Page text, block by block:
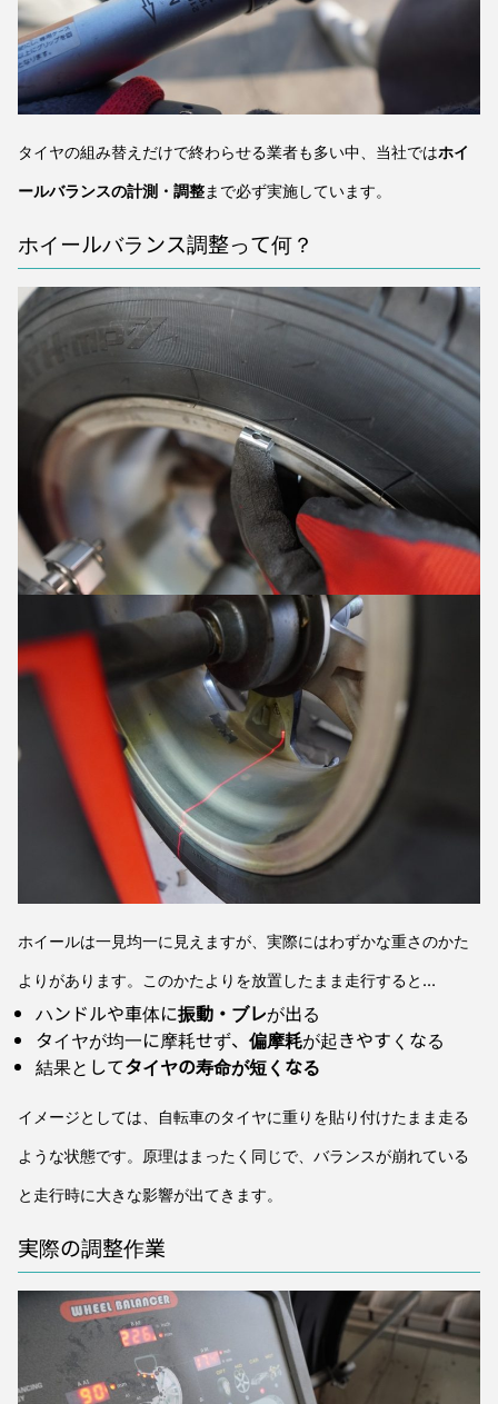
タイヤの組み替えだけで終わらせる業者も多い中、当社ではホイ
ールバランスの計測・調整まで必ず実施しています。
ホイールバランス調整って何？
ホイールは一見均一に見えますが、実際にはわずかな重さのかた
よりがあります。このかたよりを放置したまま走行すると…
ハンドルや車体に振動・ブレが出る
タイヤが均一に摩耗せず、 偏摩耗が起きやすくなる
結果としてタイヤの寿命が短くなる
イメージとしては、自転車のタイヤに重りを貼り付けたまま走る
ような状態です。原理はまったく同じで、バランスが崩れている
と走行時に大きな影響が出てきます。
実際の調整作業